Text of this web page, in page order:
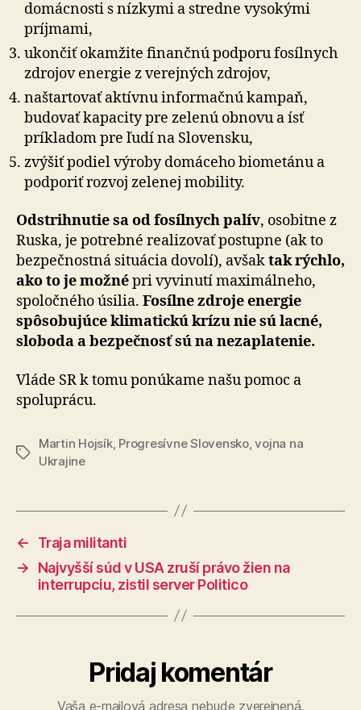
domácnosti s nízkymi a stredne vysokými
príjmami,
ukončiť okamžite finančnú podporu fosílnych
zdrojov energie z verejných zdrojov,
naštartovať aktívnu informačnú kampaň,
budovať kapacity pre zelenú obnovu a ísť
príkladom pre ľudí na Slovensku,
zvýšiť podiel výroby domáceho biometánu a
podporiť rozvoj zelenej mobility.
Odstrihnutie sa od fosílnych palív, osobitne z
Ruska, je potrebné realizovať postupne (ak to
bezpečnostná situácia dovolí), avšaktak rýchlo,
ako to je možnépri vyvinutí maximálneho,
spoločného úsilia. Fosílne zdroje energie
spôsobujúce klimatickú krízu nie sú lacné,
sloboda a bezpečnosť sú na nezaplatenie.
Vláde SR k tomu ponúkame našu pomoc a
spoluprácu.
Značky
Martin Hojsík, Progresívne Slovensko,vojna na
Ukrajine
←
Traja militanti
→
Najvyšší súd v USA zruší právo žien na
interrupciu, zistil server Politico
Pridaj komentár
Vaša e-mailová adresa nebude zverejnená.